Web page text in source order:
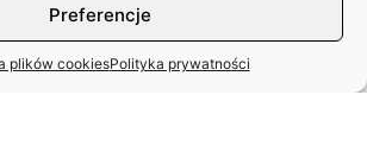
Preferencje
plików cookiesPolityka prywatności